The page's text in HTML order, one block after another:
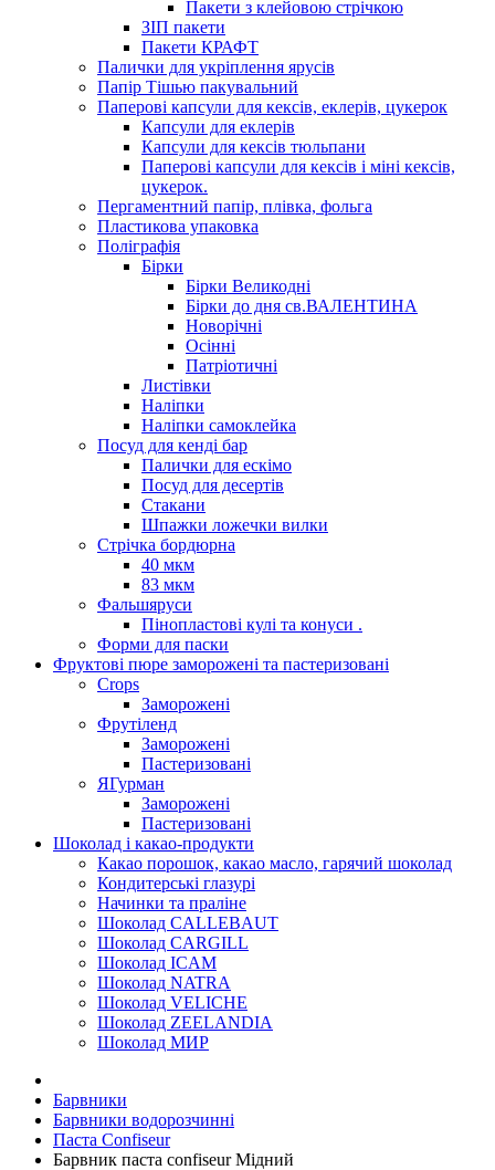
Пакети з клейовою стрічкою
ЗІП пакети
Пакети КРАФТ
Палички для укріплення ярусів
Папір Тішью пакувальний
Паперові капсули для кексів, еклерів, цукерок
Капсули для еклерів
Капсули для кексів тюльпани
Паперові капсули для кексів і міні кексів,
цукерок.
Пергаментний папір, плівка, фольга
Пластикова упаковка
Поліграфія
Бірки
Бірки Великодні
Бірки до дня св.ВАЛЕНТИНА
Новорічні
Осінні
Патріотичні
Листівки
Наліпки
Наліпки самоклейка
Посуд для кенді бар
Палички для ескімо
Посуд для десертів
Стакани
Шпажки ложечки вилки
Стрічка бордюрна
40 мкм
83 мкм
Фальшяруси
Пінопластові кулі та конуси .
Форми для паски
Фруктові пюре заморожені та пастеризовані
Crops
Заморожені
Фрутіленд
Заморожені
Пастеризовані
ЯГурман
Заморожені
Пастеризовані
Шоколад і какао-продукти
Какао порошок, какао масло, гарячий шоколад
Кондитерські глазурі
Начинки та праліне
Шоколад CALLEBAUT
Шоколад CARGILL
Шоколад ICAM
Шоколад NATRA
Шоколад VELICHE
Шоколад ZEELANDIA
Шоколад МИР
Барвники
Барвники водорозчинні
Паста Confiseur
Барвник паста confiseur Мідний